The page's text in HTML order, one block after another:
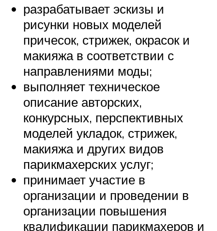
разрабатывает эскизы и
рисунки новых моделей
причесок, стрижек, окрасок и
макияжа в соответствии с
направлениями моды;
выполняет техническое
описание авторских,
конкурсных, перспективных
моделей укладок, стрижек,
макияжа и других видов
парикмахерских услуг;
принимает участие в
организации и проведении в
организации повышения
квалификации парикмахеров и